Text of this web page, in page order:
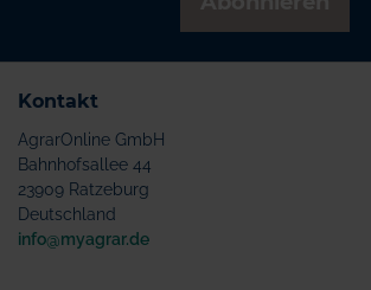
Kontakt
AgrarOnline GmbH
Bahnhofsallee 44
23909 Ratzeburg
Deutschland
info@myagrar.de